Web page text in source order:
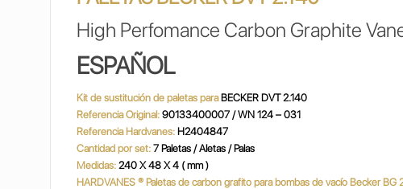
High Perfomance Carbon Graphite
ESPAÑOL
Kit de sustitución de paletas para BECKER DVT 2.140
Referencia Original:90133400007 / WN 124 – 031
Referencia Hardvanes:H2404847
Cantidad por set: 7 Paletas / Aletas / Palas
Medidas:240 X 48 X 4 ( mm )
HARDVANES ® Paletas de carbon grafito para bombas de vacío Becker BG